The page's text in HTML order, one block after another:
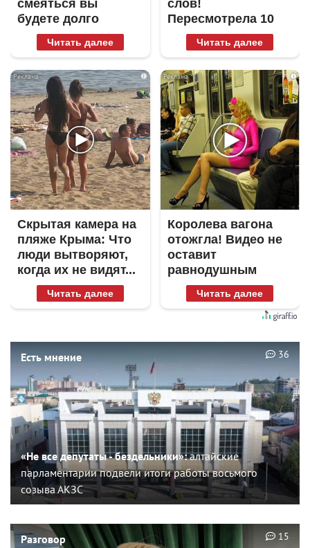
смеяться вы
будете долго
Читать далее
слов!
Пересмотрела 10
раз
Читать далее
i
Скрытая камера на
пляже Крыма: Что
люди вытворяют,
когда их не видят...
Читать далее
i
Королева вагона
отожгла! Видео не
оставит
равнодушным
Читать далее
Есть мнение
«Не все депутаты - бездельники»:алтайские
парламентарии подвели итоги работы восьмого
созыва АКЗС
36
Разговор 15